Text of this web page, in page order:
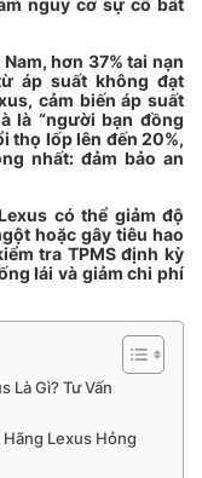
nguy cơ sự cố bất
hơn 37% tai nạn
áp suất không đạt
cảm biến áp suất
là “người bạn đồng
thọ lốp lên đến 20%,
nhất: đảm bảo an
có thể giảm độ
hoặc gây tiêu hao
tra TPMS định kỳ
lái và giảm chi phí
Là Gì? Tư Vấn
Lexus Hỏng